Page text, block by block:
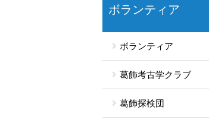
ボランティア
ボランティア
葛飾考古学クラブ
葛飾探検団